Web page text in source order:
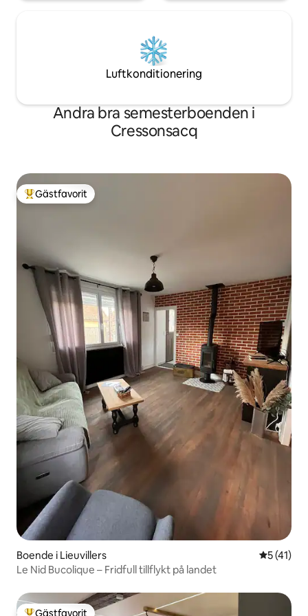
Luftkonditionering
Andra bra semesterboenden i
Cressonsacq
Populär gästfavorit
Gästfavorit
Boende i Lieuvillers 5 av 5 i
5 (41)
Le Nid Bucolique – Fridfull tillflykt på landet
Gästfavorit